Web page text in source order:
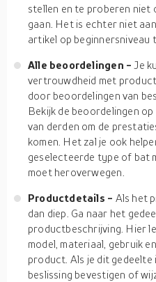
stellen en te proberen niet
gaan. Het is echter niet
artikel op beginnersniveau
Alle beoordelingen - Je
vertrouwdheid met
door beoordelingen van
Bekijk de beoordelingen
van derden om de
komen. Het zal je ook
geselecteerde type of bat
moet heroverwegen.
Productdetails - Als het
dan diep. Ga naar het
productbeschrijving. Hier
model, materiaal, gebruik
product. Als je dit gedeelte
beslissing bevestigen of